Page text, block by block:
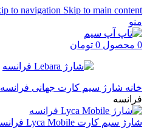
to navigation Skip to main content
منو
0 محصول 0 تومان
خانه شارژ سیم کارت جهانی فرانسه
فرانسه
شارژ سیم کارت Lyca Mobile فرانسه